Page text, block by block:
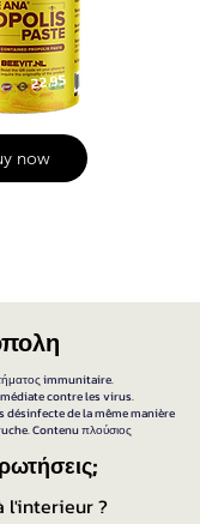
22,95
now
immunitaire.
contre les virus.
de la même manière
Contenu πλούσιος
l'interieur ?